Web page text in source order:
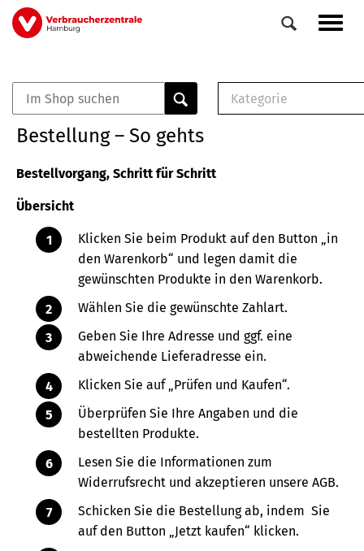
Direkt
zum
Veranstaltungen
0
Elemente
Kategorie
Buch
Bestellung – So gehts
Bestellvorgang, Schritt für Schritt
Übersicht
Klicken Sie beim Produkt auf den Button „in
den Warenkorb“ und legen damit die
gewünschten Produkte in den Warenkorb.
Wählen Sie die gewünschte Zahlart.
Geben Sie Ihre Adresse und ggf. eine
abweichende Lieferadresse ein.
Klicken Sie auf „Prüfen und Kaufen“.
Überprüfen Sie Ihre Angaben und die
bestellten Produkte.
Lesen Sie die Informationen zum
Widerrufsrecht und akzeptieren unsere AGB.
Schicken Sie die Bestellung ab, indem Sie
auf den Button „Jetzt kaufen“ klicken.